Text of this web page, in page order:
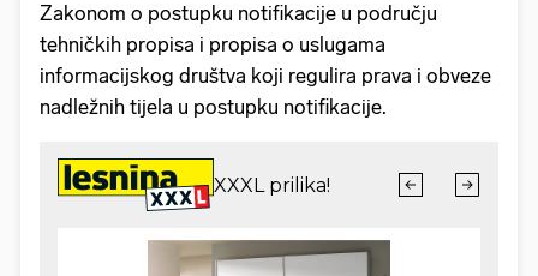
Zakonom o postupku notifikacije u području
tehničkih propisa i propisa o uslugama
informacijskog društva koji regulira prava i obveze
nadležnih tijela u postupku notifikacije.